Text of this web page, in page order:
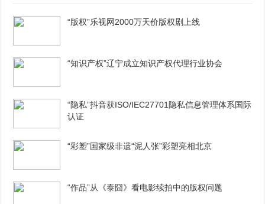
“版权”乐视网2000万天价版权剧上线
“知识产权”辽宁成立知识产权代理行业协会
“隐私”抖音获ISO/IEC27701隐私信息管理体系国际
认证
“彩塑”国家级非遗“泥人张”彩塑亮相北京
“作品”从《泰囧》看电影续拍中的版权问题